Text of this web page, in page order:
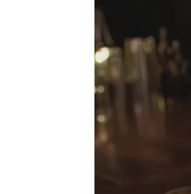
atresplayer
Publicado: